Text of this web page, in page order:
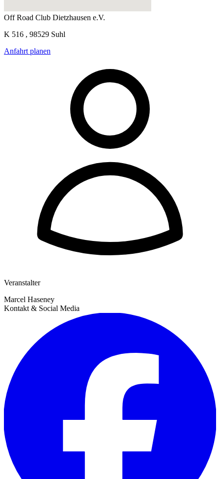
Off Road Club Dietzhausen e.V.
K 516 , 98529 Suhl
Anfahrt planen
Veranstalter
Marcel Haseney
Kontakt & Social Media